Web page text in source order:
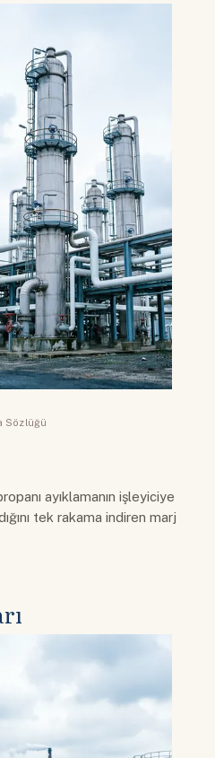
Sözlüğü
ayıklamanın işleyiciye
tek rakama indiren marj